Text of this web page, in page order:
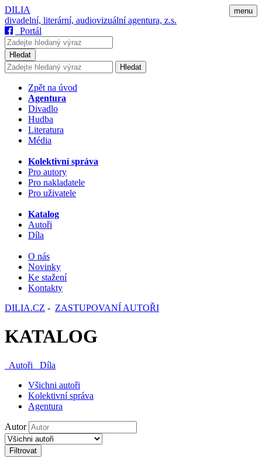
menu
DILIA
divadelní, literární, audiovizuální agentura, z.s.
Portál
Hledat
Hledat
Zpět na úvod
Agentura
Divadlo
Hudba
Literatura
Média
Kolektivní správa
Pro autory
Pro nakladatele
Pro uživatele
Katalog
Autoři
Díla
O nás
Novinky
Ke stažení
Kontakty
DILIA.CZ - ZASTUPOVANÍ AUTOŘI
KATALOG
Autoři
Díla
Všichni autoři
Kolektivní správa
Agentura
Autor
Filtrovat